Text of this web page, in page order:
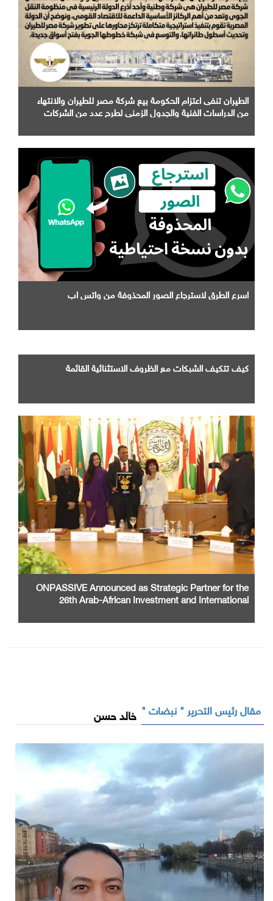
الطيران تنفى اعتزام الحكومة بيع شركة مصر للطيران والانتهاء
من الدراسات الفنية والجدول الزمني لطرح عدد من الشركات
اسرع الطرق لاسترجاع الصور المحذوفة من واتس اب
كيف تتكيف الشبكات مع الظروف الاستثنائية القائمة
ONPASSIVE Announced as Strategic Partner for the
26th Arab-African Investment and International
مقال رئيس التحرير " نبضات " خالد حسن